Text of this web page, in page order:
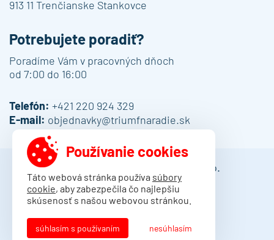
913 11 Trenčianske Stankovce
Potrebujete poradiť?
Poradíme Vám v pracovných dňoch
od 7:00 do 16:00
Telefón: +421 220 924 329
E-mail: objednavky@triumfnaradie.sk
© 2013 - 2026 DAMO Slovakia s.r.o.
Obchodné podmienky
Dodacie podmienky
Ochrana osobných údajov
Používanie cookies
Táto webová stránka používa súbory
cookie, aby zabezpečila čo najlepšiu
skúsenosť s našou webovou stránkou.
súhlasím s používaním nesúhlasím